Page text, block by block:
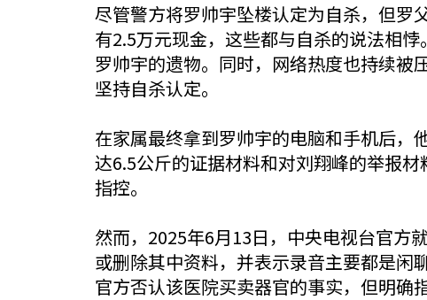
尽管警方将罗帅宇坠楼认定为自杀，但罗
有2.5万元现金，这些都与自杀的说法相
罗帅宇的遗物。同时，网络热度也持续被
坚持自杀认定。
在家属最终拿到罗帅宇的电脑和手机后，
达6.5公斤的证据材料和对刘翔峰的举报
指控。
然而，2025年6月13日，中央电视台官方
或删除其中资料，并表示录音主要都是闲
官方否认该医院买卖器官的事实，但明确